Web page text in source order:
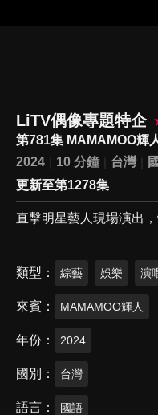
LiTV偶像專題特企
第781集 MAMAMOO輝
2024
10 分鐘 台灣
更新至第1278集
直擊明星藝人現場演出
類型 綜藝 娛樂 演
來賓 MAMAMOO輝人
年份 2024
國別 台灣
語言 國語